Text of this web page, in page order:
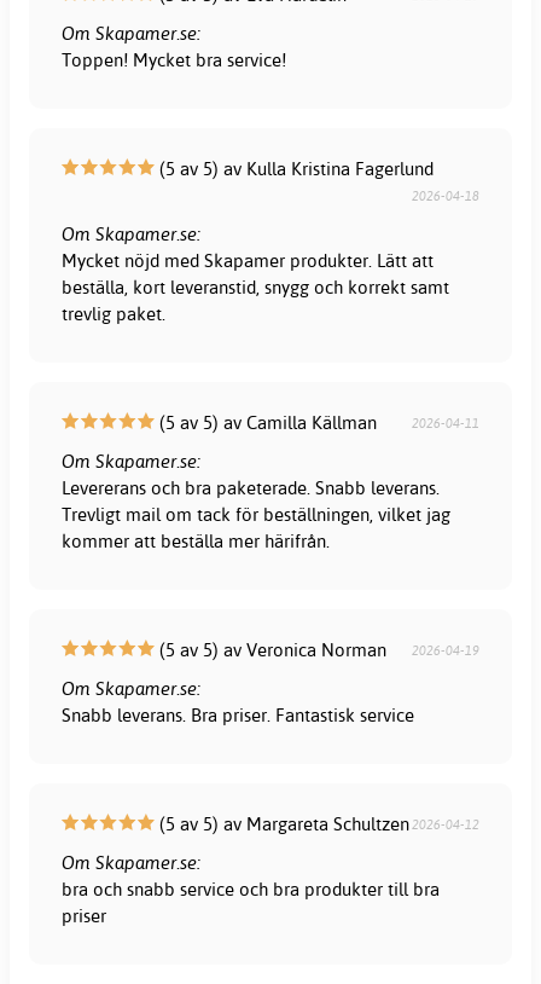
Om Skapamer.se:
Toppen! Mycket bra service!
(5 av 5) av Kulla Kristina Fagerlund
2026-04-18
Om Skapamer.se:
Mycket nöjd med Skapamer produkter. Lätt att
beställa, kort leveranstid, snygg och korrekt samt
trevlig paket.
(5 av 5) av Camilla Källman 2026-04-11
Om Skapamer.se:
Levererans och bra paketerade. Snabb leverans.
Trevligt mail om tack för beställningen, vilket jag
kommer att beställa mer härifrån.
(5 av 5) av Veronica Norman 2026-04-19
Om Skapamer.se:
Snabb leverans. Bra priser. Fantastisk service
(5 av 5) av Margareta Schultzen2026-04-12
Om Skapamer.se:
bra och snabb service och bra produkter till bra
priser